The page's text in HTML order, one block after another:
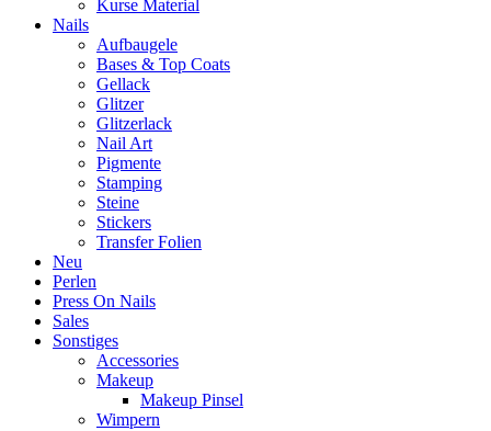
Kurse Material
Nails
Aufbaugele
Bases & Top Coats
Gellack
Glitzer
Glitzerlack
Nail Art
Pigmente
Stamping
Steine
Stickers
Transfer Folien
Neu
Perlen
Press On Nails
Sales
Sonstiges
Accessories
Makeup
Makeup Pinsel
Wimpern